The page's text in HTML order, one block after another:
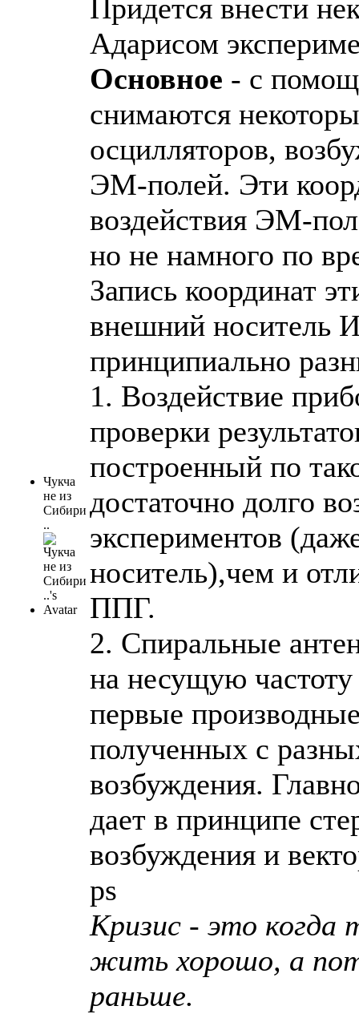
Чукча
не из
Сибири
..
Придется внести
Адарисом
Основное - с
снимаются
осцилляторов,
ЭМ-полей. Эти
воздействия ЭМ-
но не намного по
Запись координат
внешний носитель И
принципиально
1. Воздействие
проверки
построенный по
достаточно долго
экспериментов
носитель),чем и
ППГ.
2. Спиральные
на несущую
первые
полученных с
возбуждения.
дает в принципе
возбуждения и
ps
Кризис - это
жить хорошо, а
раньше.